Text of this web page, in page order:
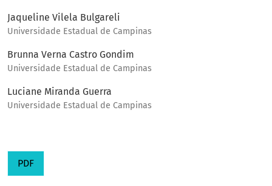
Jaqueline Vilela Bulgareli
Universidade Estadual de Campinas
Brunna Verna Castro Gondim
Universidade Estadual de Campinas
Luciane Miranda Guerra
Universidade Estadual de Campinas
PDF